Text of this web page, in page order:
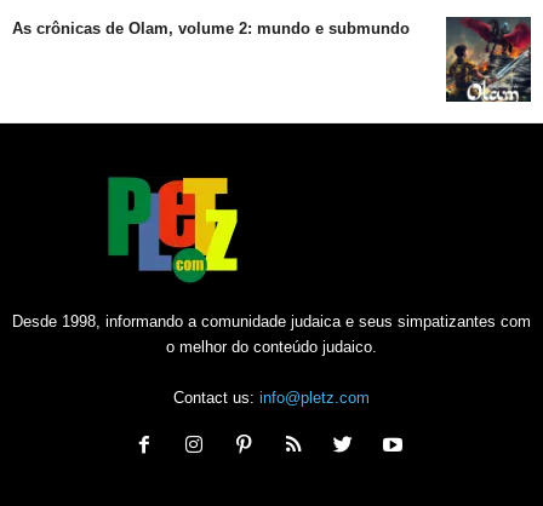
As crônicas de Olam, volume 2: mundo e submundo
Desde 1998, informando a comunidade judaica e seus simpatizantes com
o melhor do conteúdo judaico.
Contact us: info@pletz.com